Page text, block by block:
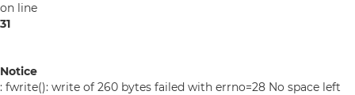
on line
31
Notice
: fwrite(): write of 260 bytes failed with errno=28 No space left